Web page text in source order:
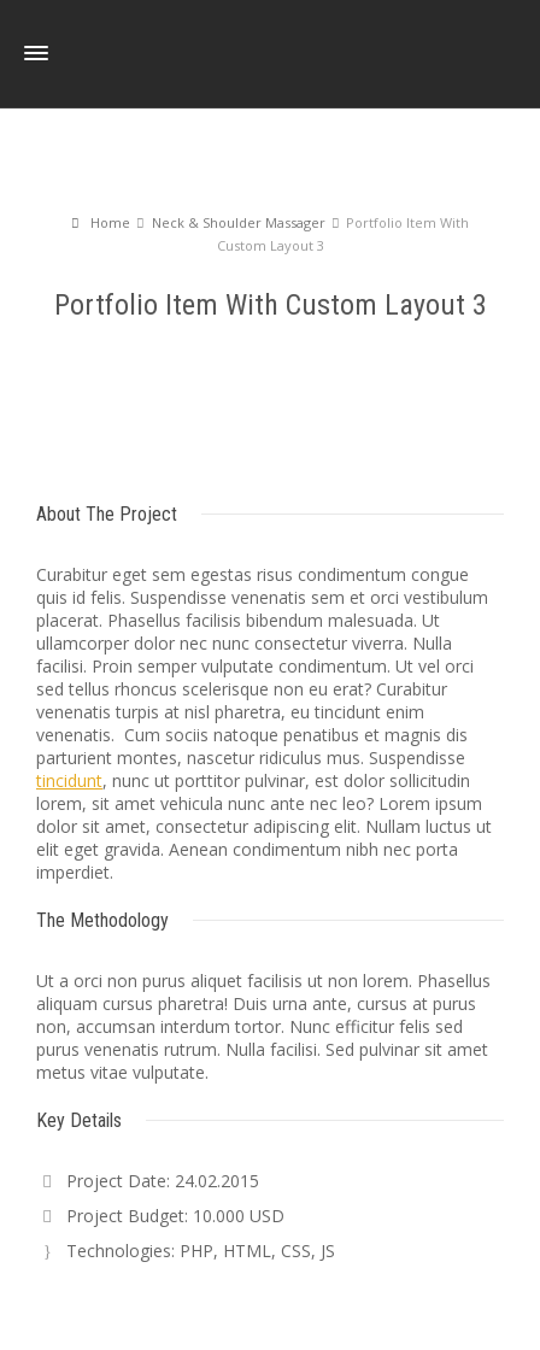
Home Neck & Shoulder Massager
Portfolio Item With
Custom Layout 3
Portfolio Item With Custom Layout 3
About The Project
Curabitur eget sem egestas risus condimentum congue
quis id felis. Suspendisse venenatis sem et orci vestibulum
placerat. Phasellus facilisis bibendum malesuada. Ut
ullamcorper dolor nec nunc consectetur viverra. Nulla
facilisi. Proin semper vulputate condimentum. Ut vel orci
sed tellus rhoncus scelerisque non eu erat? Curabitur
venenatis turpis at nisl pharetra, eu tincidunt enim
venenatis. Cum sociis natoque penatibus et magnis dis
parturient montes, nascetur ridiculus mus. Suspendisse
tincidunt, nunc ut porttitor pulvinar, est dolor sollicitudin
lorem, sit amet vehicula nunc ante nec leo? Lorem ipsum
dolor sit amet, consectetur adipiscing elit. Nullam luctus ut
elit eget gravida. Aenean condimentum nibh nec porta
imperdiet.
The Methodology
Ut a orci non purus aliquet facilisis ut non lorem. Phasellus
aliquam cursus pharetra! Duis urna ante, cursus at purus
non, accumsan interdum tortor. Nunc efficitur felis sed
purus venenatis rutrum. Nulla facilisi. Sed pulvinar sit amet
metus vitae vulputate.
Key Details
Project Date: 24.02.2015
Project Budget: 10.000 USD
Technologies: PHP, HTML, CSS, JS